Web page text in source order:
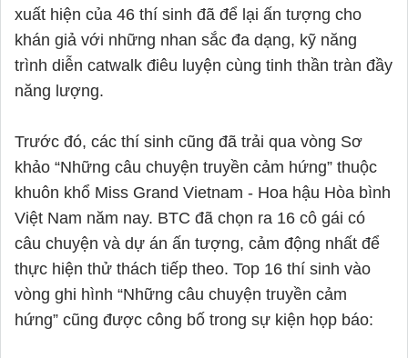
xuất hiện của 46 thí sinh đã để lại ấn tượng cho
khán giả với những nhan sắc đa dạng, kỹ năng
trình diễn catwalk điêu luyện cùng tinh thần tràn đầy
năng lượng.
Trước đó, các thí sinh cũng đã trải qua vòng Sơ
khảo “Những câu chuyện truyền cảm hứng” thuộc
khuôn khổ Miss Grand Vietnam - Hoa hậu Hòa bình
Việt Nam năm nay. BTC đã chọn ra 16 cô gái có
câu chuyện và dự án ấn tượng, cảm động nhất để
thực hiện thử thách tiếp theo. Top 16 thí sinh vào
vòng ghi hình “Những câu chuyện truyền cảm
hứng” cũng được công bố trong sự kiện họp báo: